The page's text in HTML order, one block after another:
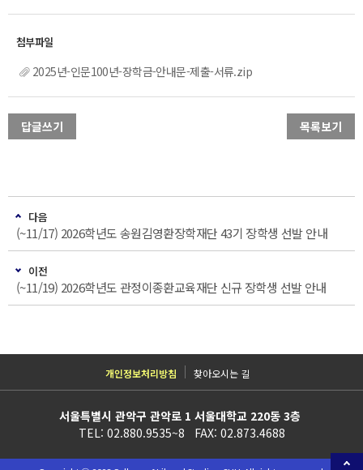
2025년-인문100년-장학금-안내문-제출-서류.zip
답글쓰기 목록보기
다음
(~11/17) 2026학년도 송원김영환장학재단 43기 장학생 선발 안내
이전
(~11/19) 2026학년도 관정이종환교육재단 신규 장학생 선발 안내
개인정보처리방침 찾아오시는 길
서울특별시 관악구 관악로 1 서울대학교 220동 3층
TEL: 02.880.9535~8 FAX: 02.873.4688